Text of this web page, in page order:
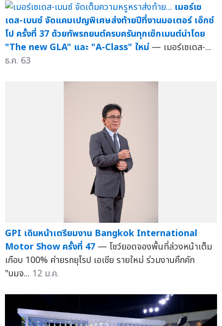
เมอร์เซ
เดส-เบนซ์ จัดแคมเปญพิเศษส่งท้ายปีที่งานมอเตอร์ เอ็กซ์
โป ครั้งที่ 37 ด้วยทัพรถยนต์ครบครันทุกเซ็กเมนต์นำโดย
"The new GLA" และ "A-Class" ใหม่ — เมอร์เซเดส-...
ธ.ค. 63
GPI เดินหน้าเตรียมงาน Bangkok International
Motor Show ครั้งที่ 47 — โชว์ยอดจองพื้นที่ล่วงหน้าเต็ม
เกือบ 100% ค่ายรถยุโรป เอเชีย รายใหม่ ร่วมงานคึกคัก
"บมจ... 12 ม.ค.